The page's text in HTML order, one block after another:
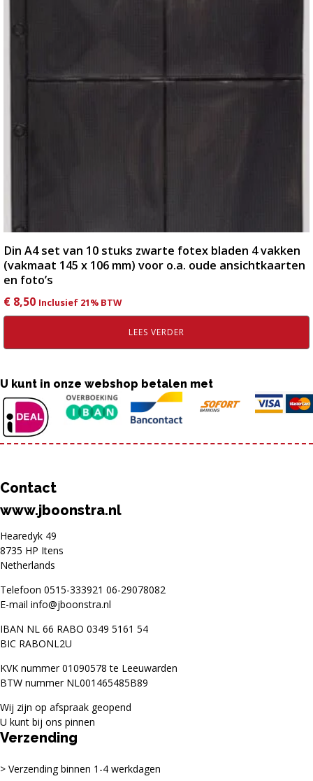
Din A4 set van 10 stuks zwarte fotex bladen 4 vakken
(vakmaat 145 x 106 mm) voor o.a. oude ansichtkaarten
en foto’s
€ 8,50 Inclusief 21% BTW
LEES VERDER
U kunt in onze webshop betalen met
Contact
www.jboonstra.nl
Hearedyk 49
8735 HP Itens
Netherlands
Telefoon 0515-333921 06-29078082
E-mail info@jboonstra.nl
IBAN NL 66 RABO 0349 5161 54
BIC RABONL2U
KVK nummer 01090578 te Leeuwarden
BTW nummer NL001465485B89
Wij zijn op afspraak geopend
U kunt bij ons pinnen
Verzending
Verzending binnen 1-4 werkdagen